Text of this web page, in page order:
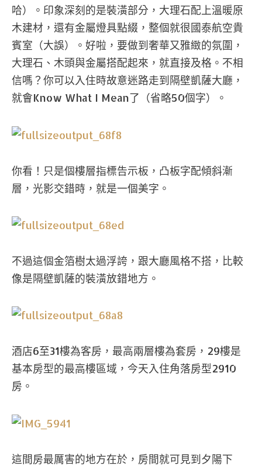
哈）。印象深刻的是裝潢部分，大理石配上溫暖原
木建材，還有金屬燈具點綴，整個就很國泰航空貴
賓室（大誤）。好啦，要做到奢華又雅緻的氛圍，
大理石、木頭與金屬搭配起來，就直接及格。不相
信嗎？你可以入住時故意迷路走到隔壁凱薩大廳，
就會Know What I Mean了（省略50個字）。
你看！只是個樓層指標告示板，凸板字配傾斜漸
層，光影交錯時，就是一個美字。
不過這個金箔樹太過浮誇，跟大廳風格不搭，比較
像是隔壁凱薩的裝潢放錯地方。
酒店6至31樓為客房，最高兩層樓為套房，29樓是
基本房型的最高樓區域，今天入住角落房型2910
房。
這間房最厲害的地方在於，房間就可見到夕陽下